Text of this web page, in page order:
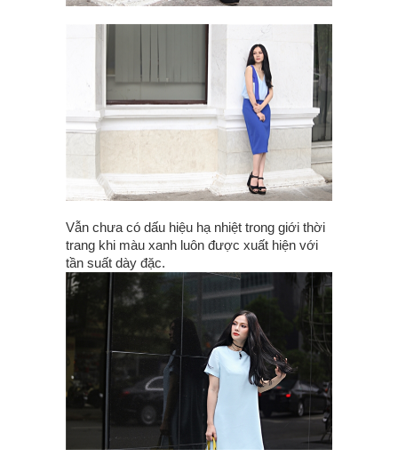
Vẫn chưa có dấu hiệu hạ nhiệt trong giới thời
trang khi màu xanh luôn được xuất hiện với
tần suất dày đặc.